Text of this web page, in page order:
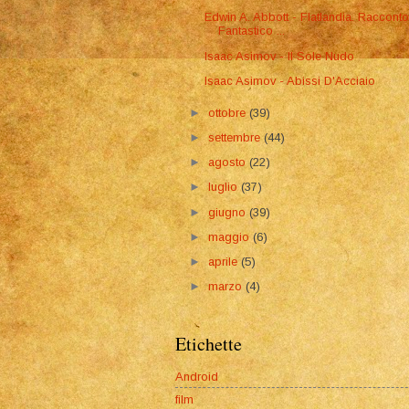
Edwin A. Abbott - Flatlandia. Racconto
Fantastico ...
Isaac Asimov - Il Sole Nudo
Isaac Asimov - Abissi D'Acciaio
►ottobre(39)
►settembre(44)
►agosto(22)
►luglio(37)
►giugno(39)
►maggio(6)
►aprile(5)
►marzo(4)
Etichette
Android
film